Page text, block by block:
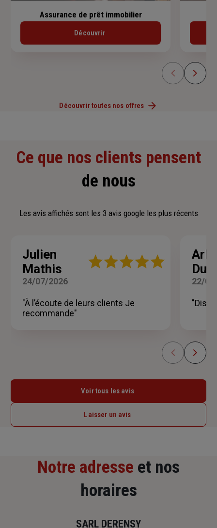
Assurance de prêt immobilier
Découvrir
Découvrir toutes nos offres
Ce que nos clients pensent
de nous
Les avis affichés sont les 3 avis google les plus récents
Julien
Mathis
Note
étoiles
24/07/2026
"À l’écoute de leurs clients Je
recommande"
22/
Voir tous les avis
Laisser un avis
Notre adresse et nos
horaires
SARL DERENSY